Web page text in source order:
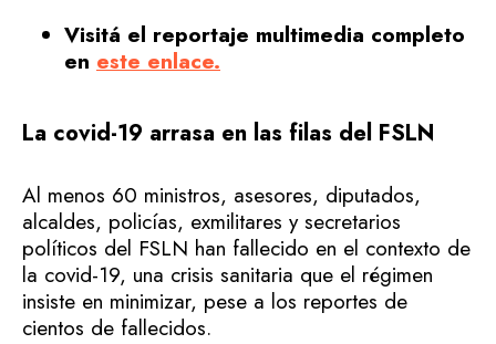
Visitá el reportaje multimedia completo
en este enlace.
La covid-19 arrasa en las filas del FSLN
Al menos 60 ministros, asesores, diputados,
alcaldes, policías, exmilitares y secretarios
políticos del FSLN han fallecido en el contexto de
la covid-19, una crisis sanitaria que el régimen
insiste en minimizar, pese a los reportes de
cientos de fallecidos.